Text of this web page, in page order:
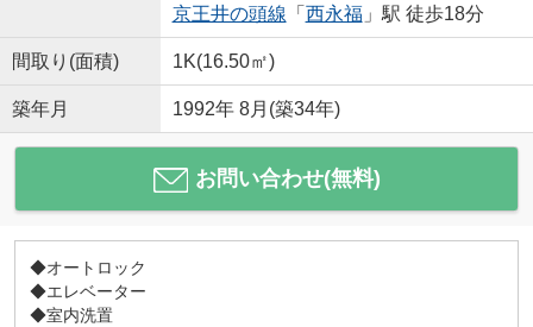
京王井の頭線 「 西永福」駅 徒歩18分
間取り(面積) 1K(16.50㎡)
築年月 1992年 8月(築34年)
お問い合わせ(無料)
◆オートロック
◆エレベーター
◆室内洗置